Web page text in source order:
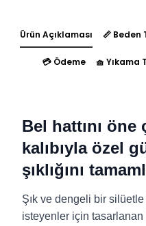
Ürün Açıklaması 📏 Beden
💳 Ödeme 🧺 Yıkama
Bel hattını öne
kalıbıyla özel
şıklığını
Şık ve dengeli bir
isteyenler için tasarlanan